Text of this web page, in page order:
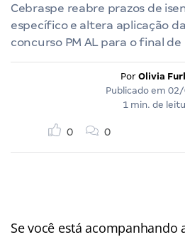
Cebraspe reabre prazos de
específico e altera aplicação
concurso PM AL para o final de
Por Olivia
Publicado em
1 min. de
0 0
Se você está acompanhando